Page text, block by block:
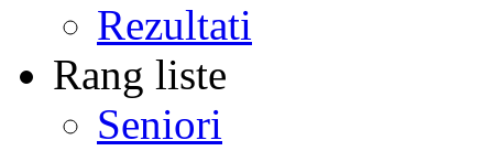
Rezultati
Rang liste
Seniori